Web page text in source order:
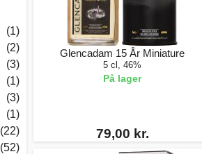
(1)
(2)
(3)
(1)
(3)
(1)
(22)
(52)
Glencadam 15 År Miniature
5 cl, 46%
På lager
79,00 kr.